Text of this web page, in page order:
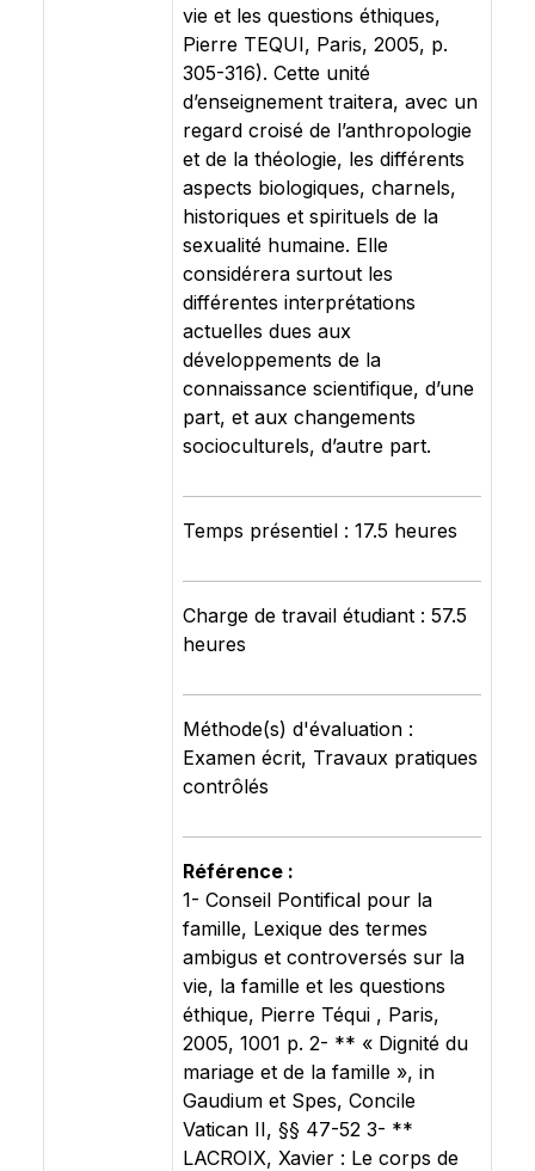
vie et les questions éthiques,
Pierre TEQUI, Paris, 2005, p.
305-316). Cette unité
d’enseignement traitera, avec un
regard croisé de l’anthropologie
et de la théologie, les différents
aspects biologiques, charnels,
historiques et spirituels de la
sexualité humaine. Elle
considérera surtout les
différentes interprétations
actuelles dues aux
développements de la
connaissance scientifique, d’une
part, et aux changements
socioculturels, d’autre part.
Temps présentiel : 17.5 heures
Charge de travail étudiant : 57.5
heures
Méthode(s) d'évaluation :
Examen écrit, Travaux pratiques
contrôlés
Référence :
1- Conseil Pontifical pour la
famille, Lexique des termes
ambigus et controversés sur la
vie, la famille et les questions
éthique, Pierre Téqui , Paris,
2005, 1001 p. 2- ** « Dignité du
mariage et de la famille », in
Gaudium et Spes, Concile
Vatican II, §§ 47-52 3- **
LACROIX, Xavier : Le corps de